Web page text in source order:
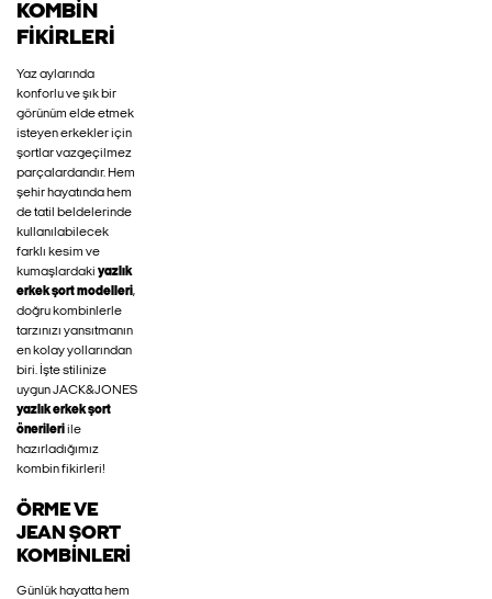
KOMBİN
FİKİRLERİ
Yaz aylarında
konforlu ve şık bir
görünüm elde etmek
isteyen erkekler için
şortlar vazgeçilmez
parçalardandır. Hem
şehir hayatında hem
de tatil beldelerinde
kullanılabilecek
farklı kesim ve
kumaşlardaki yazlık
erkek şort modelleri,
doğru kombinlerle
tarzınızı yansıtmanın
en kolay yollarından
biri. İşte stilinize
uygun JACK&JONES
yazlık erkek şort
önerileriile
hazırladığımız
kombin fikirleri!
ÖRME VE
JEAN ŞORT
KOMBINLERI
Günlük hayatta hem